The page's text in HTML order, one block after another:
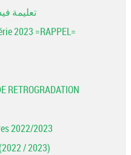
تعليمة
2023 =RAPPEL=
RETROGRADATION
2022/2023
/ 2023)